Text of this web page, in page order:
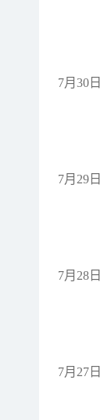
7月30日
7月29日
7月28日
7月27日